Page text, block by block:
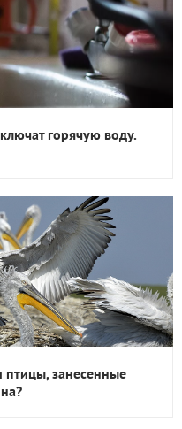
горячую воду.
птицы, занесенные